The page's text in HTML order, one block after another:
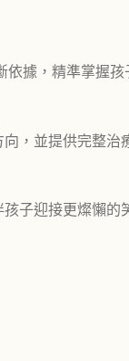
據，精準掌握孩
，並提供完整治
子迎接更燦懶的